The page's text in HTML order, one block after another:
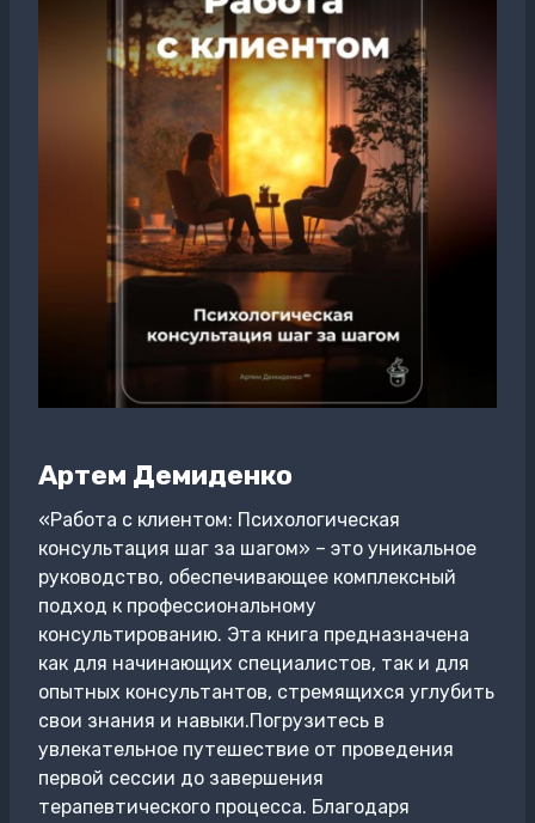
Артем Демиденко
«Работа с клиентом: Психологическая
консультация шаг за шагом» – это уникальное
руководство, обеспечивающее комплексный
подход к профессиональному
консультированию. Эта книга предназначена
как для начинающих специалистов, так и для
опытных консультантов, стремящихся углубить
свои знания и навыки.Погрузитесь в
увлекательное путешествие от проведения
первой сессии до завершения
терапевтического процесса. Благодаря